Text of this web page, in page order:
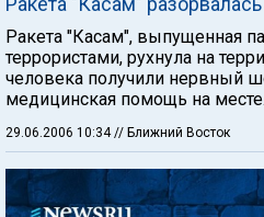
Ракета "Касам", выпущенная
террористами, рухнула на
человека получили нервный
медицинская помощь на месте.
29.06.2006 10:34 // Ближний Восток